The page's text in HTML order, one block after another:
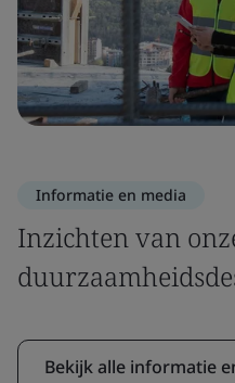
Informatie en media
Inzichten van
Bekijk alle informatie